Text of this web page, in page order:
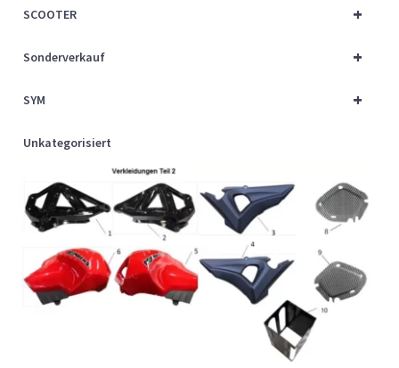
+
SCOOTER
+
Sonderverkauf
+
SYM
Unkategorisiert